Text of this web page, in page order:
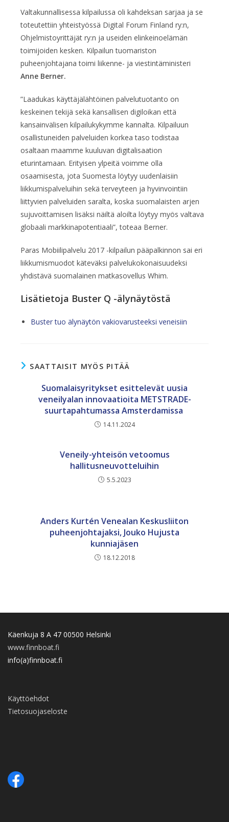
Valtakunnallisessa kilpailussa oli kahdeksan sarjaa ja se
toteutettiin yhteistyössä Digital Forum Finland ry:n,
Ohjelmistoyrittäjät ry:n ja useiden elinkeinoelämän
toimijoiden kesken. Kilpailun tuomariston
puheenjohtajana toimi liikenne- ja viestintäministeri
Anne Berner.
”Laadukas käyttäjälähtöinen palvelutuotanto on
keskeinen tekijä sekä kansallisen digiloikan että
kansainvälisen kilpailukykymme kannalta. Kilpailuun
osallistuneiden palveluiden korkea taso todistaa
osaltaan maamme kuuluvan digitalisaation
eturintamaan. Erityisen ylpeitä voimme olla
osaamisesta, jota Suomesta löytyy uudenlaisiin
liikkumispalveluihin sekä terveyteen ja hyvinvointiin
liittyvien palveluiden saralta, koska suomalaisten arjen
sujuvoittamisen lisäksi näiltä aloilta löytyy myös valtava
globaali markkinapotentiaali”, toteaa Berner.
Paras Mobiilipalvelu 2017 -kilpailun pääpalkinnon sai eri
liikkumismuodot käteväksi palvelukokonaisuudeksi
yhdistävä suomalainen matkasovellus Whim.
Lisätietoja Buster Q -älynäytöstä
Buster tuo älynäytön vakiovarusteeksi veneisiin
SAATTAISIT MYÖS PITÄÄ
Suomalaisyritykset esittelevät uusia
veneilyalan innovaatioita METSTRADE-
suurtapahtumassa Amsterdamissa
14.11.2024
Veneily-yhteisön vetoomus
hallitusneuvotteluihin
5.5.2023
Anders Kurtén Venealan Keskusliiton
puheenjohtajaksi, Jouko Hujusta
kunniajäsen
18.12.2018
Käenkuja 8 A 47 00500 Helsinki
www.finnboat.fi
info(a)finnboat.fi
Käyttöehdot
Tietosuojaseloste